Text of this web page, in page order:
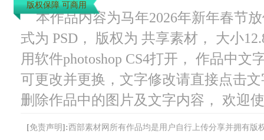
版权保障 可商用
本作品内容为马年2026年新年春节
式为 PSD， 版权为 共享素材， 大小
用软件photoshop CS4打开， 作品中
可更改并更换，文字修改请直接点击
删除作品中的图片及文字内容， 欢迎
[免责声明]:西部素材网所有作品均是用户自行上传分享并拥有